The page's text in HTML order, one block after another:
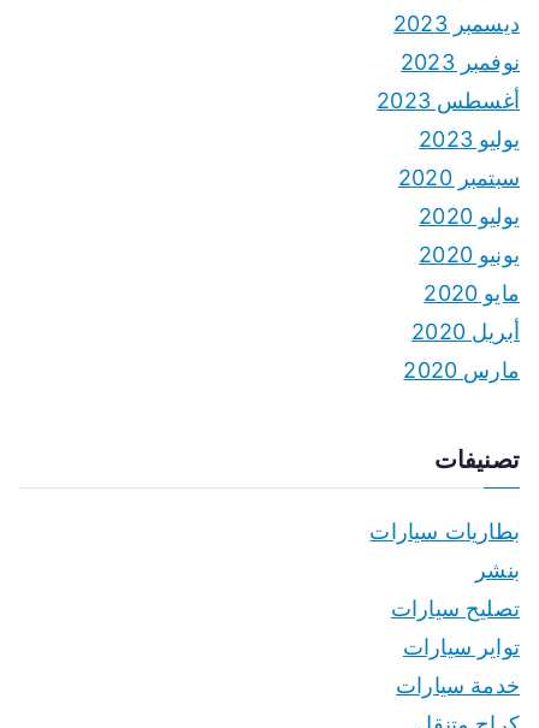
ديسمبر 2023
نوفمبر 2023
أغسطس 2023
يوليو 2023
سبتمبر 2020
يوليو 2020
يونيو 2020
مايو 2020
أبريل 2020
مارس 2020
تصنيفات
بطاريات سيارات
بنشر
تصليح سيارات
تواير سيارات
خدمة سيارات